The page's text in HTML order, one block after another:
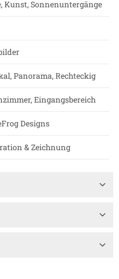
Kunst, Sonnenuntergänge
Panorama, Rechteckig
Eingangsbereich
Designs
& Zeichnung